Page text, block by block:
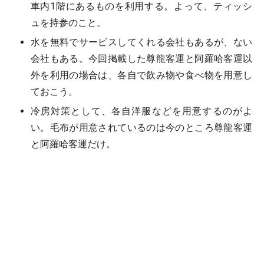
車内1階にあるものを利用する。よって、ティッシ
ュを持参のこと。
水を無料でサービスしてくれる会社もあるが、ない
会社もある。今回掲載した尊龍客運と阿羅哈客運以
外を利用の場合は、各自で飲み物や食べ物を用意し
ておこう。
冷房対策として、各自洋服などを用意するのがよ
い。毛布が用意されているのは今のところ尊龍客運
と阿羅哈客運だけ。